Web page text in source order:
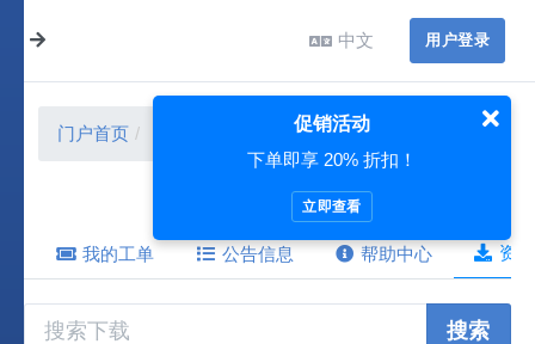
中文 用户登录
门户首页
我的工单 公告信息 帮助中心 资
搜索
促销活动
下单即享 20% 折扣！
立即查看